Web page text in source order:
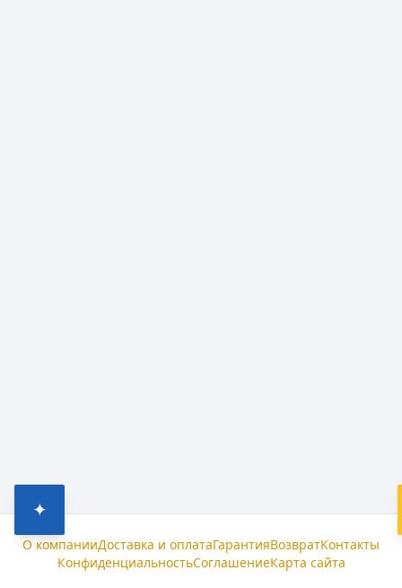
✦
О компанииДоставка и оплатаГарантияВозвратКонтакты
КонфиденциальностьСоглашениеКарта сайта